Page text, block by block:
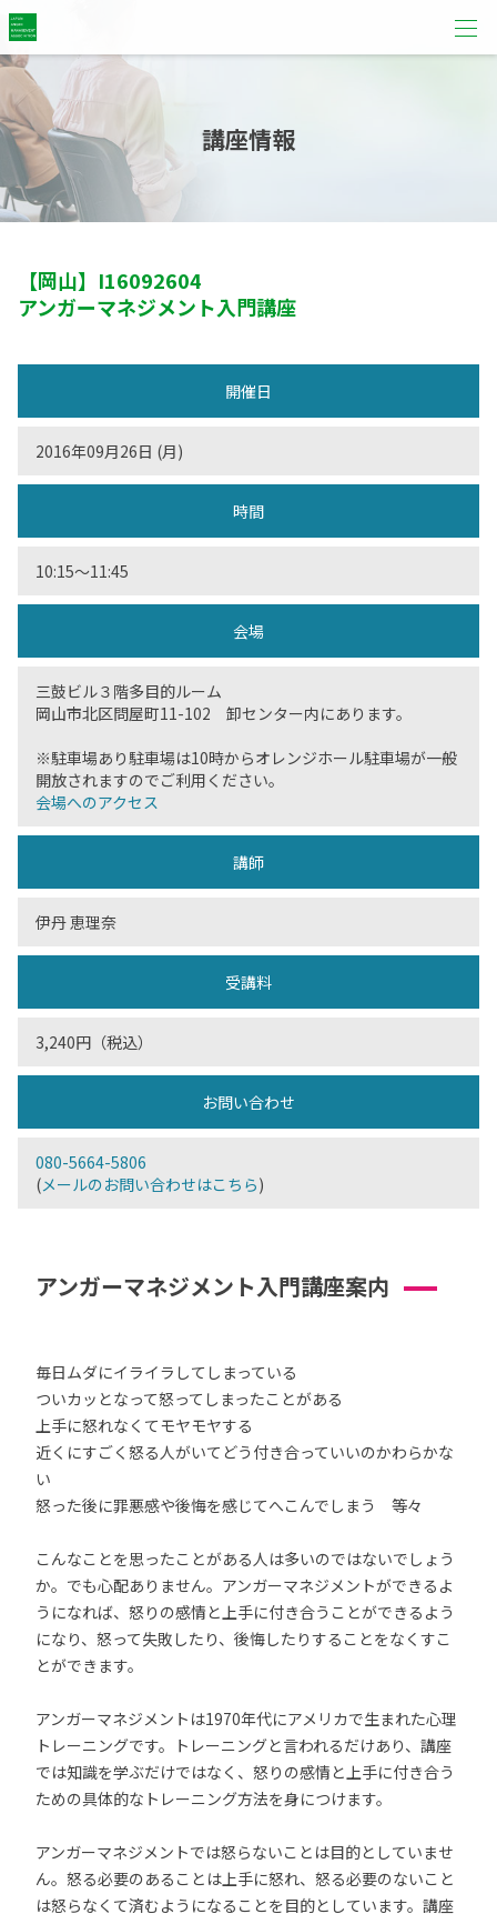
講座情報
【岡山】 I16092604
アンガーマネジメント入門講座
開催日
2016年09月26日 (月)
時間
10:15〜11:45
会場
三鼓ビル３階多目的ルーム
岡山市北区問屋町11-102 卸センター内にあります。
※駐車場あり駐車場は10時からオレンジホール駐車場が一般
開放されますのでご利用ください。
会場へのアクセス
講師
伊丹 恵理奈
受講料
3,240円（税込）
お問い合わせ
080-5664-5806
(メールのお問い合わせはこちら)
アンガーマネジメント入門講座案内
毎日ムダにイライラしてしまっている
ついカッとなって怒ってしまったことがある
上手に怒れなくてモヤモヤする
近くにすごく怒る人がいてどう付き合っていいのかわらかな
い
怒った後に罪悪感や後悔を感じてへこんでしまう 等々
こんなことを思ったことがある人は多いのではないでしょう
か。でも心配ありません。アンガーマネジメントができるよ
うになれば、怒りの感情と上手に付き合うことができるよう
になり、怒って失敗したり、後悔したりすることをなくすこ
とができます。
アンガーマネジメントは1970年代にアメリカで生まれた心理
トレーニングです。トレーニングと言われるだけあり、講座
では知識を学ぶだけではなく、怒りの感情と上手に付き合う
ための具体的なトレーニング方法を身につけます。
アンガーマネジメントでは怒らないことは目的としていませ
ん。怒る必要のあることは上手に怒れ、怒る必要のないこと
は怒らなくて済むようになることを目的としています。講座